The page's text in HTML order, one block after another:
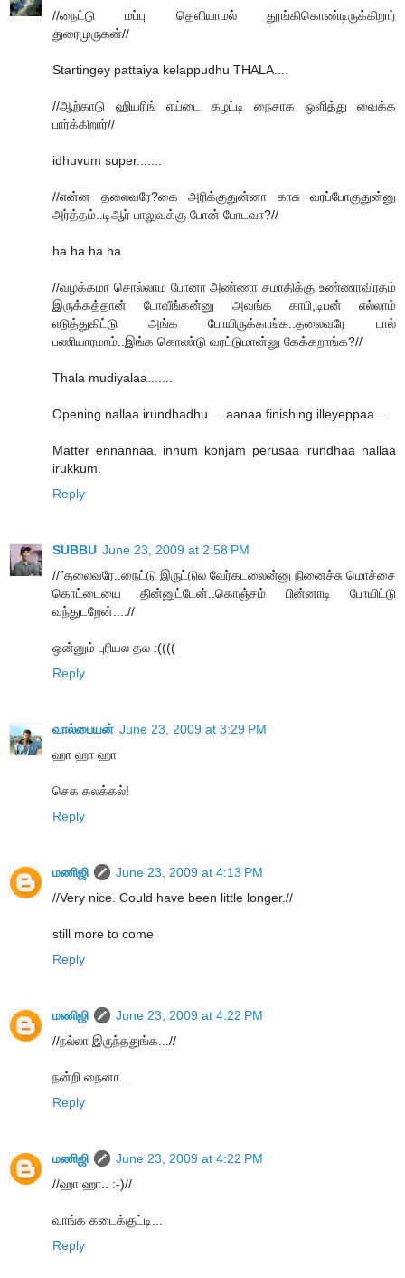
//நைட்டு மப்பு தெளியாமல் தூங்கிகொண்டிருக்கிறார்
துரைமுருகன்//
Startingey pattaiya kelappudhu THALA....
//ஆற்காடு ஹியரிங் எய்டை கழட்டி நைசாக ஒளித்து வைக்க
பார்க்கிறார்//
idhuvum super.......
//என்ன தலைவரே?கை அரிக்குதுன்னா காசு வரப்போகுதுன்னு
அர்த்தம்..டிஆர் பாலுவுக்கு போன் போடவா?//
ha ha ha ha
//வழக்கமா சொல்லாம போனா அண்ணா சமாதிக்கு உண்ணாவிரதம்
இருக்கத்தான் போவீங்கன்னு அவங்க காபி,டிபன் எல்லாம்
எடுத்துகிட்டு அங்க போயிருக்காங்க..தலைவரே பால்
பணியாரமாம்..இங்க கொண்டு வரட்டுமான்னு கேக்கறாங்க?//
Thala mudiyalaa.......
Opening nallaa irundhadhu.... aanaa finishing illeyeppaa....
Matter ennannaa, innum konjam perusaa irundhaa nallaa
irukkum.
Reply
SUBBU June 23, 2009 at 2:58 PM
//”தலைவரே..நைட்டு இருட்டுல வேர்கடலைன்னு நினைச்சு மொச்சை
கொட்டையை தின்னுட்டேன்..கொஞ்சம் பின்னாடி போயிட்டு
வந்துடறேன்....//
ஒன்னும் புரியல தல :((((
Reply
வால்பையன் June 23, 2009 at 3:29 PM
ஹா ஹா ஹா
செக கலக்கல்!
Reply
மணிஜி
June 23, 2009 at 4:13 PM
//Very nice. Could have been little longer.//
still more to come
Reply
மணிஜி
June 23, 2009 at 4:22 PM
//நல்லா இருந்ததுங்க...//
நன்றி நைனா...
Reply
மணிஜி
June 23, 2009 at 4:22 PM
//ஹா ஹா.. :-)//
வாங்க கடைக்குட்டி...
Reply